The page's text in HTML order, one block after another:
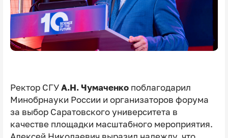
Ректор СГУ А.Н. Чумаченкопоблагодарил
Минобрнауки России и организаторов форума
за выбор Саратовского университета в
качестве площадки масштабного мероприятия.